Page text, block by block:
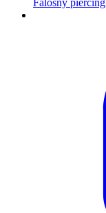
Falošný piercing